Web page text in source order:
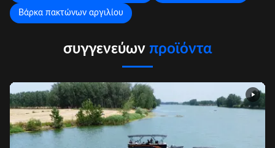
Βάρκα πακτώνων αργιλίου
συγγενεύων προϊόντα